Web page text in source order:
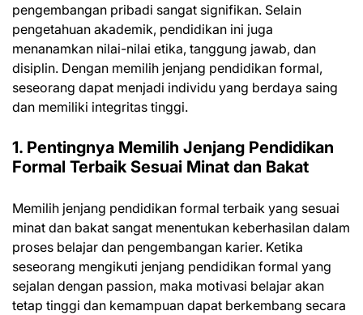
pengembangan pribadi sangat signifikan. Selain
pengetahuan akademik, pendidikan ini juga
menanamkan nilai-nilai etika, tanggung jawab, dan
disiplin. Dengan memilih jenjang pendidikan formal,
seseorang dapat menjadi individu yang berdaya saing
dan memiliki integritas tinggi.
1. Pentingnya Memilih Jenjang Pendidikan
Formal Terbaik Sesuai Minat dan Bakat
Memilih jenjang pendidikan formal terbaik yang sesuai
minat dan bakat sangat menentukan keberhasilan dalam
proses belajar dan pengembangan karier. Ketika
seseorang mengikuti jenjang pendidikan formal yang
sejalan dengan passion, maka motivasi belajar akan
tetap tinggi dan kemampuan dapat berkembang secara